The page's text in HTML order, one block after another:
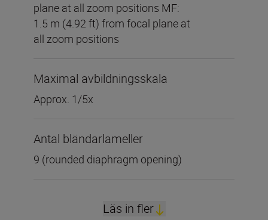
plane at all zoom positions MF:
1.5 m (4.92 ft) from focal plane at
all zoom positions
Maximal avbildningsskala
Approx. 1/5x
Antal bländarlameller
9 (rounded diaphragm opening)
Läs in fler